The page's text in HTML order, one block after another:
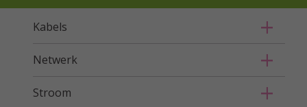
Kabels
Netwerk
Stroom